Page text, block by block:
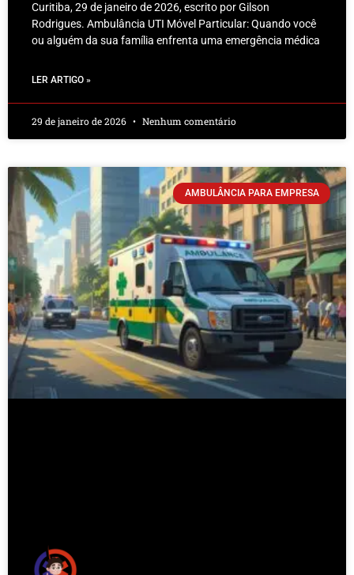
Curitiba, 29 de janeiro de 2026, escrito por Gilson
Rodrigues. Ambulância UTI Móvel Particular: Quando você
ou alguém da sua família enfrenta uma emergência médica
LER ARTIGO »
29 de janeiro de 2026 Nenhum comentário
AMBULÂNCIA PARA EMPRESA